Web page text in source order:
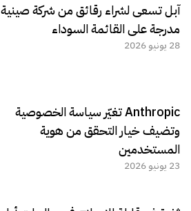
آبل تسعى لشراء رقائق من شركة صينية
مدرجة على القائمة السوداء
28 يونيو 2026
Anthropic تغيّر سياسة الخصوصية
وتضيف خيار التحقق من هوية
المستخدمين
23 يونيو 2026